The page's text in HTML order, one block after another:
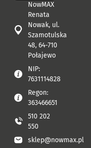
NowMAX
Renata
Nowak, ul.
Szamotulska
48, 64-710
Połajewo
NIP:
7631114828
Regon:
363466651
510 202
550
sklep@nowmax.pl